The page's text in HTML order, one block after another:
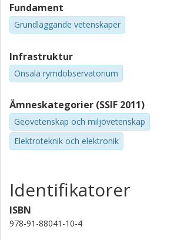
jens dahlström
Chalmers, Rymd- och geovetenskap, Onsala
rymdobservatorium
Forskning Andra publikationer
Ulf Kylenfall
Chalmers, Rymd- och geovetenskap, Onsala
rymdobservatorium
Bhushan Billade
Chalmers, Rymd- och geovetenskap, Onsala
rymdobservatorium
Forskning Andra publikationer
Fundament
Grundläggande vetenskaper
Infrastruktur
Onsala rymdobservatorium
Ämneskategorier (SSIF 2011)
Geovetenskap och miljövetenskap
Elektroteknik och elektronik
Identifikatorer
ISBN
978-91-88041-10-4